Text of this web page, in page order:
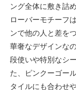
ング全体に敷き詰
ローバーモチーフ
ンで他の人と差を
華奢なデザインな
段使いや特別なシ
た、ピンクーゴー
タイルにも合わせ